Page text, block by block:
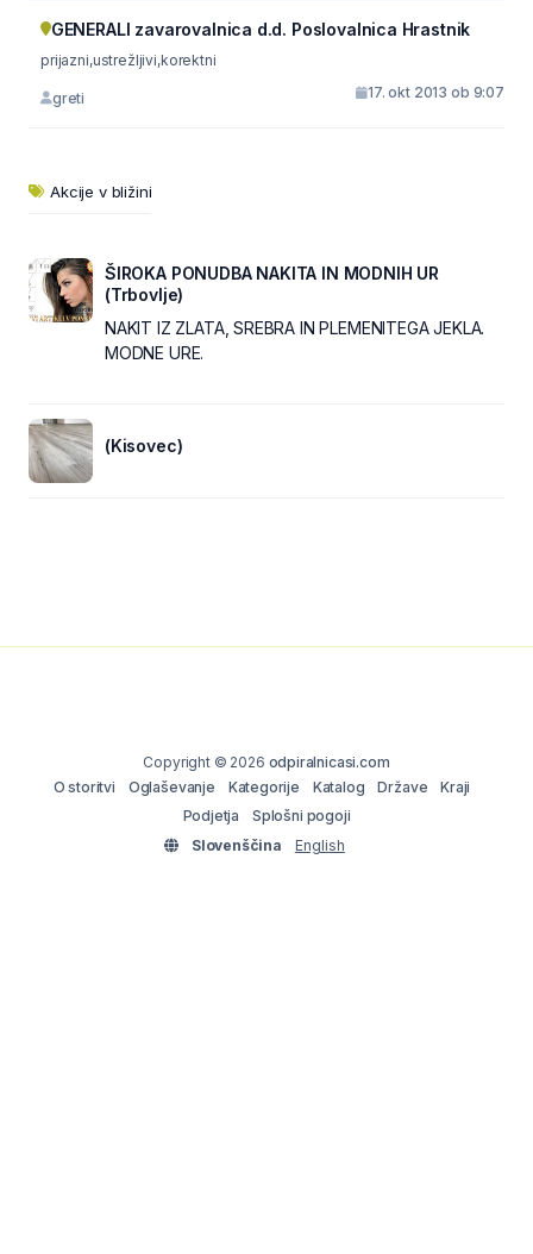
GENERALI zavarovalnica d.d. Poslovalnica Hrastnik
prijazni,ustrežljivi,korektni
greti 17. okt 2013 ob 9:07
Akcije v bližini
ŠIROKA PONUDBA NAKITA IN MODNIH UR
(Trbovlje)
NAKIT IZ ZLATA, SREBRA IN PLEMENITEGA JEKLA.
MODNE URE.
(Kisovec)
Copyright © 2026 odpiralnicasi.com
O storitvi
Oglaševanje Kategorije Katalog Države
Kraji
Podjetja
Splošni pogoji
Slovenščina
English